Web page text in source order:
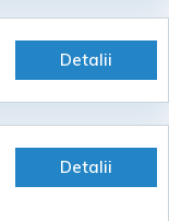
Detalii
Detalii